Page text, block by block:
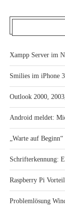
Xampp Server im
Smilies im iPhone
Outlook 2000,
Android meldet:
„Warte auf
Schrifterkennung:
Raspberry Pi
Problemlösung